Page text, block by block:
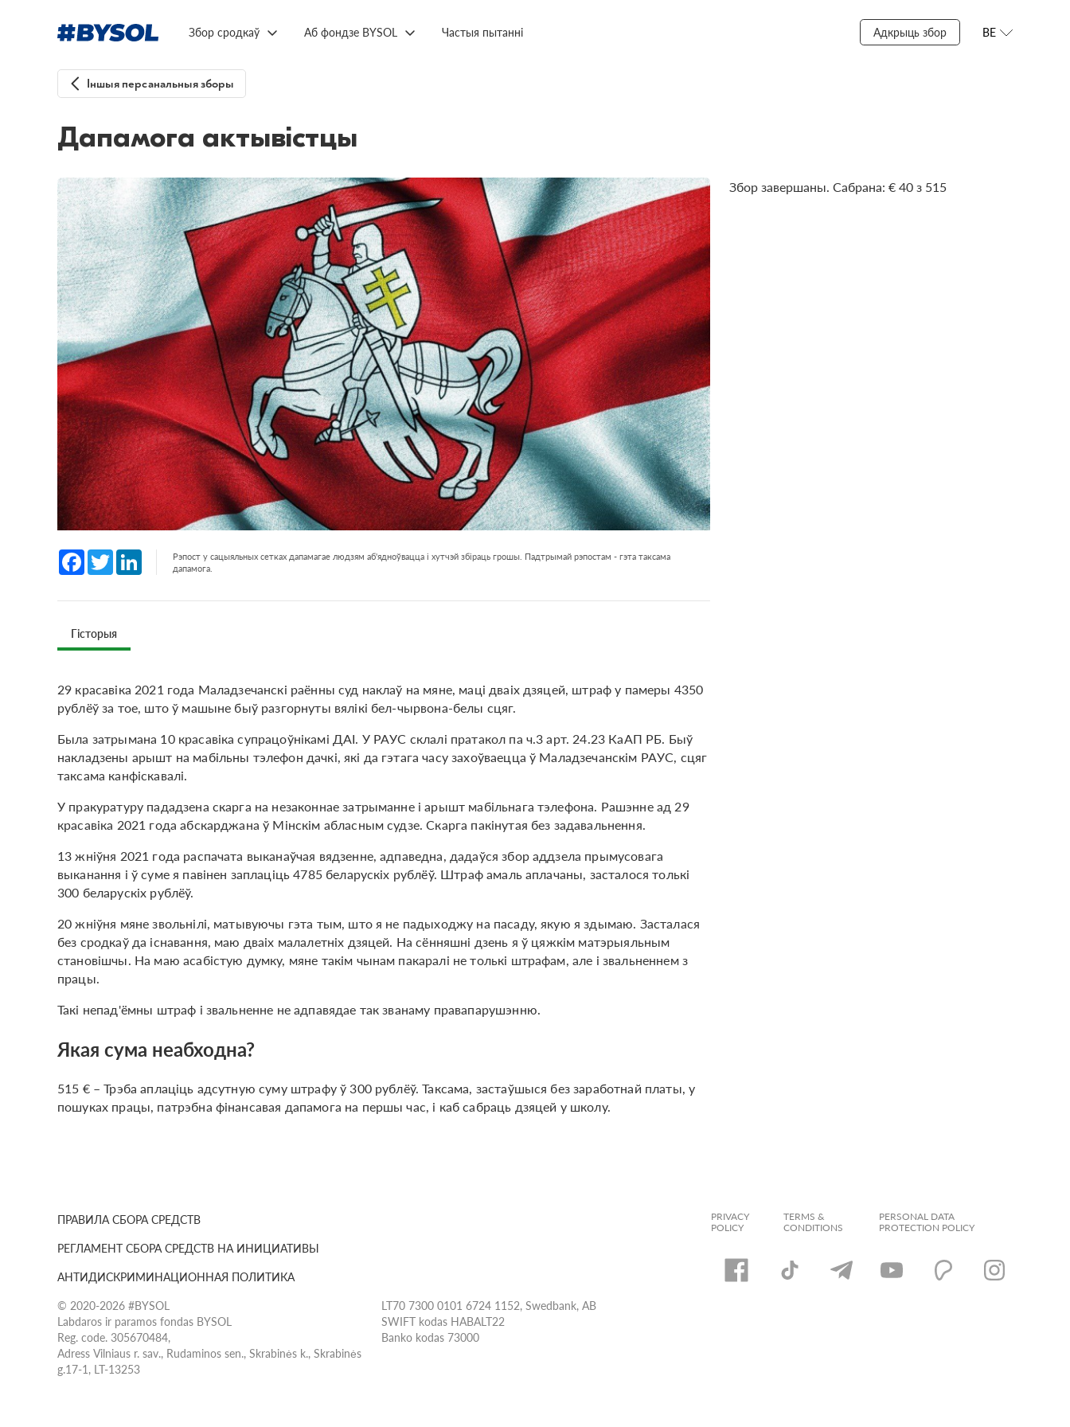
Збор сродкаў Аб фондзе BYSOL Частыя пытанні Адкрыць збор BE
Іншыя персанальныя зборы
Дапамога актывістцы
Facebook
Twitter LinkedInРэпост у сацыяльных сетках дапамагае людзям аб'ядноўвацца і хутчэй збіраць грошы. Падтрымай рэпостам - гэта таксама
дапамога.
Гісторыя
29 красавіка 2021 года Маладзечанскі раённы суд наклаў на мяне, маці дваіх дзяцей, штраф у памеры 4350
рублёў за тое, што ў машыне быў разгорнуты вялікі бел-чырвона-белы сцяг.
Была затрымана 10 красавіка супрацоўнікамі ДАІ. У РАУС склалі пратакол па ч.3 арт. 24.23 КаАП РБ. Быў
накладзены арышт на мабільны тэлефон дачкі, які да гэтага часу захоўваецца ў Маладзечанскім РАУС, сцяг
таксама канфіскавалі.
У пракуратуру пададзена скарга на незаконнае затрыманне і арышт мабільнага тэлефона. Рашэнне ад 29
красавіка 2021 года абскарджана ў Мінскім абласным судзе. Скарга пакінутая без задавальнення.
13 жніўня 2021 года распачата выканаўчая вядзенне, адпаведна, дадаўся збор аддзела прымусовага
выканання і ў суме я павінен заплаціць 4785 беларускіх рублёў. Штраф амаль аплачаны, засталося толькі
300 беларускіх рублёў.
20 жніўня мяне звольнілі, матывуючы гэта тым, што я не падыходжу на пасаду, якую я здымаю. Засталася
без сродкаў да існавання, маю дваіх малалетніх дзяцей. На сённяшні дзень я ў цяжкім матэрыяльным
становішчы. На маю асабістую думку, мяне такім чынам пакаралі не толькі штрафам, але і звальненнем з
працы.
Такі непад'ёмны штраф і звальненне не адпавядае так званаму правапарушэнню.
Якая сума неабходна?
515 € – Трэба аплаціць адсутную суму штрафу ў 300 рублёў. Таксама, застаўшыся без заработнай платы, у
пошуках працы, патрэбна фінансавая дапамога на першы час, і каб сабраць дзяцей у школу.
Збор завершаны. Сабрана: € 40 з 515
ПРАВИЛА СБОРА СРЕДСТВ
РЕГЛАМЕНТ СБОРА СРЕДСТВ НА ИНИЦИАТИВЫ
АНТИДИСКРИМИНАЦИОННАЯ ПОЛИТИКА
© 2020-2026 #BYSOL
Labdaros ir paramos fondas BYSOL
Reg. code. 305670484,
Adress Vilniaus r. sav., Rudaminos sen., Skrabinės k., Skrabinės
g.17-1, LT-13253
LT70 7300 0101 6724 1152, Swedbank, AB
SWIFT kodas HABALT22
Banko kodas 73000
PRIVACY
POLICY
TERMS &
CONDITIONS
PERSONAL DATA
PROTECTION POLICY